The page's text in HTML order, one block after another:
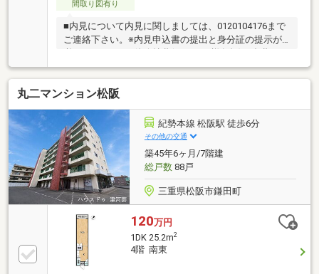
間取り図有り
■内見について内見に関しましては、0120104176まで
ご連絡下さい。※内見申込書の提出と身分証の提示が
1050円（月額）■交通近鉄志摩線/志摩赤崎駅 徒歩30分
■設備等駐車場、エレベーター、防犯カメラ
丸二マンション松阪
紀勢本線 松阪駅 徒歩6分
その他の交通
築45年6ヶ月/7階建
総戸数88戸
三重県松阪市鎌田町
120万円
1DK 25.2m2
4階 南東